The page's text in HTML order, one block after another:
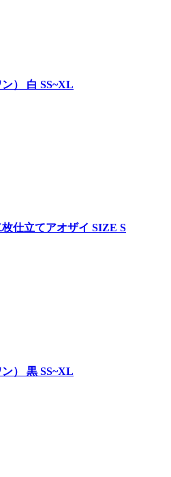
） 白 SS~XL
仕立てアオザイ SIZE S
） 黒 SS~XL